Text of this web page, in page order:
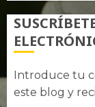
Introduce tu
este blog y